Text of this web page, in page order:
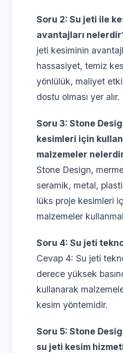
Soru 2: Su jeti ile
avantajları
jeti kesiminin
hassasiyet, temiz
yönlülük, maliyet
dostu olması yer alır.
Soru 3: Stone
kesimleri için
malzemeler
Stone Design,
seramik, metal,
lüks proje kesimleri
malzemeler
Soru 4: Su jeti
Cevap 4: Su jeti
derece yüksek
kullanarak
kesim yöntemidir.
Soru 5: Stone
su jeti kesim